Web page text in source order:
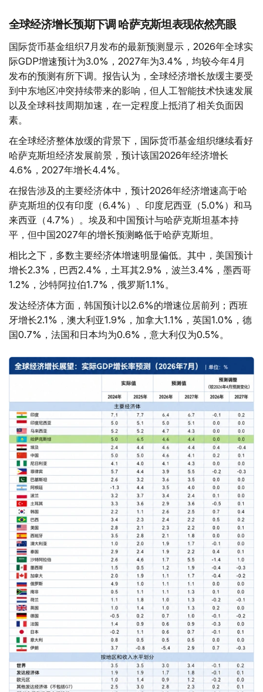
全球经济增长预期下调 哈萨克斯坦表现依然亮眼
国际货币基金组织7月发布的最新预测显示，2026年全球实
际GDP增速预计为3.0%，2027年为3.4%，均较今年4月
发布的预测有所下调。报告认为，全球经济增长放缓主要受
到中东地区冲突持续带来的影响，但人工智能技术快速发展
以及全球科技周期加速，在一定程度上抵消了相关负面因
素。
在全球经济整体放缓的背景下，国际货币基金组织继续看好
哈萨克斯坦经济发展前景，预计该国2026年经济增长
4.6%，2027年增长4.4%。
在报告涉及的主要经济体中，预计2026年经济增速高于哈
萨克斯坦的仅有印度（6.4%）、印度尼西亚（5.0%）和马
来西亚（4.7%）。埃及和中国预计与哈萨克斯坦基本持
平，但中国2027年的增长预测略低于哈萨克斯坦。
相比之下，多数主要经济体增速明显偏低。其中，美国预计
增长2.3%，巴西2.4%，土耳其2.9%，波兰3.4%，墨西哥
1.2%，沙特阿拉伯1.7%，俄罗斯1.1%。
发达经济体方面，韩国预计以2.6%的增速位居前列；西班
牙增长2.1%，澳大利亚1.9%，加拿大1.1%，英国1.0%，德
国0.7%，法国和日本均为0.6%，意大利仅为0.5%。